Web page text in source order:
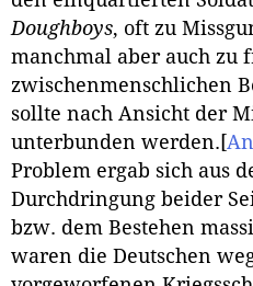
Doughboys, oft zu
manchmal aber auch zu
zwischenmenschlichen
sollte nach Ansicht der
unterbunden werden. [
Problem ergab sich aus
Durchdringung beider
bzw. dem Bestehen
waren die Deutschen